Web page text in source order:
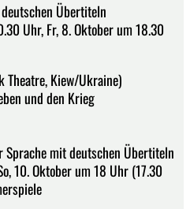
Übertiteln
Uhr, Fr, 8. Oktober um 18.30
Theatre, Kiew/Ukraine)
und den Krieg
mit deutschen Übertiteln
10. Oktober um 18 Uhr (17.30